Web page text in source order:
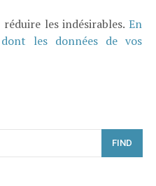
les indésirables. En
les données de vos
FIND